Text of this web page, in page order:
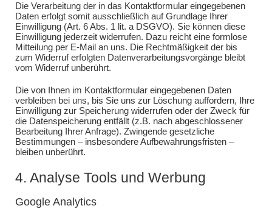
Die Verarbeitung der in das Kontaktformular eingegebenen
Daten erfolgt somit ausschließlich auf Grundlage Ihrer
Einwilligung (Art. 6 Abs. 1 lit. a DSGVO). Sie können diese
Einwilligung jederzeit widerrufen. Dazu reicht eine formlose
Mitteilung per E-Mail an uns. Die Rechtmäßigkeit der bis
zum Widerruf erfolgten Datenverarbeitungsvorgänge bleibt
vom Widerruf unberührt.
Die von Ihnen im Kontaktformular eingegebenen Daten
verbleiben bei uns, bis Sie uns zur Löschung auffordern, Ihre
Einwilligung zur Speicherung widerrufen oder der Zweck für
die Datenspeicherung entfällt (z.B. nach abgeschlossener
Bearbeitung Ihrer Anfrage). Zwingende gesetzliche
Bestimmungen – insbesondere Aufbewahrungsfristen –
bleiben unberührt.
4. Analyse Tools und Werbung
Google Analytics